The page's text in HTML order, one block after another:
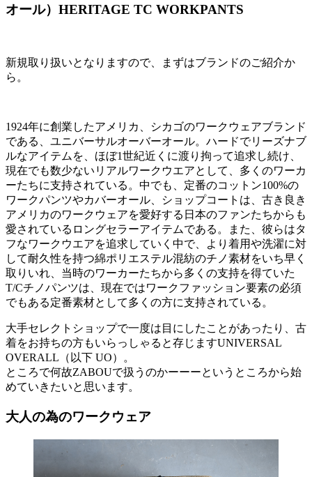
オール）HERITAGE TC WORKPANTS
新規取り扱いとなりますので、まずはブランドのご紹介か
ら。
1924年に創業したアメリカ、シカゴのワークウェアブランド
である、ユニバーサルオーバーオール。ハードでリーズナブ
ルなアイテムを、ほぼ1世紀近くに渡り拘って追求し続け、
現在でも数少ないリアルワークウエアとして、多くのワーカ
ーたちに支持されている。中でも、定番のコットン100%の
ワークパンツやカバーオール、ショップコートは、古き良き
アメリカのワークウェアを愛好する日本のファンたちからも
愛されているロングセラーアイテムである。また、彼らはタ
フなワークウエアを追求していく中で、より着用や洗濯に対
して耐久性を持つ綿ポリエステル混紡のチノ素材をいち早く
取りいれ、当時のワーカーたちから多くの支持を得ていた
T/Cチノパンツは、現在ではワークファッション要素の必須
でもある定番素材として多くの方に支持されている。
大手セレクトショップで一度は目にしたことがあったり、古
着をお持ちの方もいらっしゃると存じますUNIVERSAL
OVERALL（以下 UO）。
ところで何故ZABOUで扱うのかーーーというところから始
めていきたいと思います。
大人の為のワークウェア